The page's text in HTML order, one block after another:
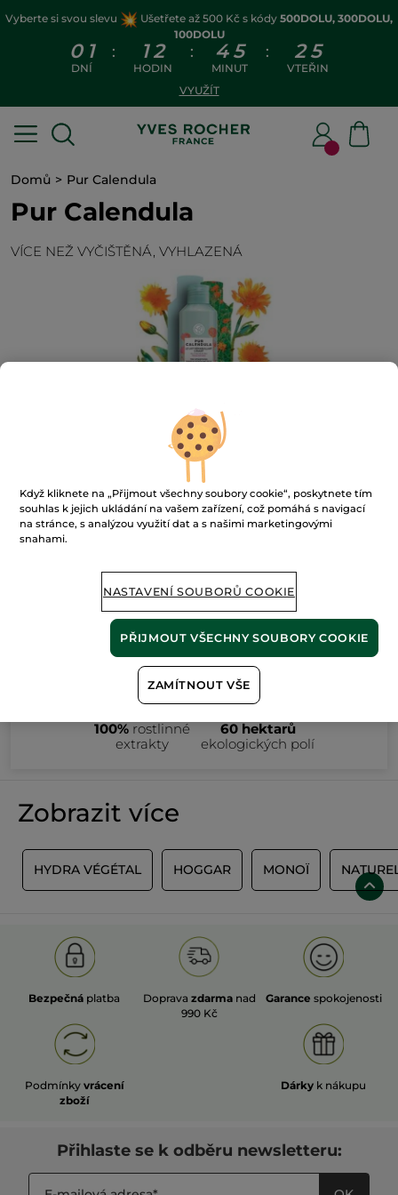
Vyberte si svou slevu Ušetřete až 500 Kč s kódy 500DOLU, 300DOLU,
100DOLU
0 1
DNÍ
: 1 2
HODIN
: 4 5
MINUT
: 2 5
VTEŘIN
VYUŽÍT
Domů Pur Calendula
Pur Calendula
VÍCE NEŽ VYČIŠTĚNÁ, VYHLAZENÁ
FILTROVAT TŘÍDIT PODLE
100% rostlinné
extrakty
60 hektarů
ekologických polí
Zobrazit více
HYDRA VÉGÉTAL HOGGAR MONOÏ
Bezpečná platba Doprava zdarma nad
990 Kč
Garance spokojenosti
Podmínky vrácení
zboží
Dárky k nákupu
Přihlaste se k odběru newsletteru:
Když kliknete na „Přijmout všechny soubory cookie“, poskytnete tím
souhlas k jejich ukládání na vašem zařízení, což pomáhá s navigací
na stránce, s analýzou využití dat a s našimi marketingovými
snahami.
NASTAVENÍ SOUBORŮ COOKIE
ZAMÍTNOUT VŠE
PŘIJMOUT VŠECHNY SOUBORY COOKIE